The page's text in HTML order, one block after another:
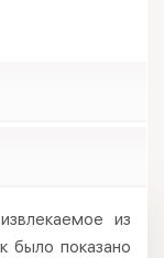
из
было показано